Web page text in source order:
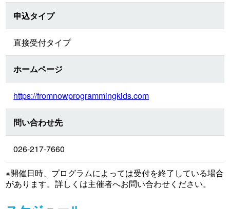
申込タイプ
直接受付タイプ
ホームページ
https://fromnowprogrammingkids.com
問い合わせ先
026-217-7660
※開催日時、プログラムによっては受付を終了している場合
があります。詳しくは主催者へお問い合わせください。